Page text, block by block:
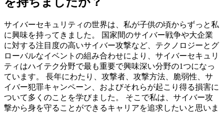
サイバーセキュリティの世界は、私が子供の頃からずっと私
に興味を持ってきました。 国家間のサイバー戦争や大企業
に対する注目度の高いサイバー攻撃など、テクノロジーとグ
ローバルなイベントの組み合わせにより、サイバーセキュリ
ティはハイテク分野で最も重要で興味深い分野の1つになっ
ています。 長年にわたり、攻撃者、攻撃方法、脆弱性、サ
イバー犯罪キャンペーン、およびそれらが起こり得る損害に
ついて多くのことを学びました。 そこで私は、サイバー攻
撃から身を守ることができるキャリアを追求したいと思いま